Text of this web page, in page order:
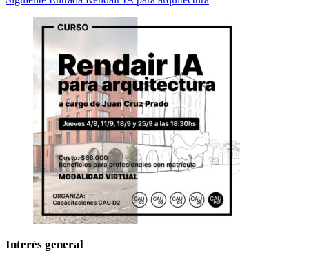
Interés general